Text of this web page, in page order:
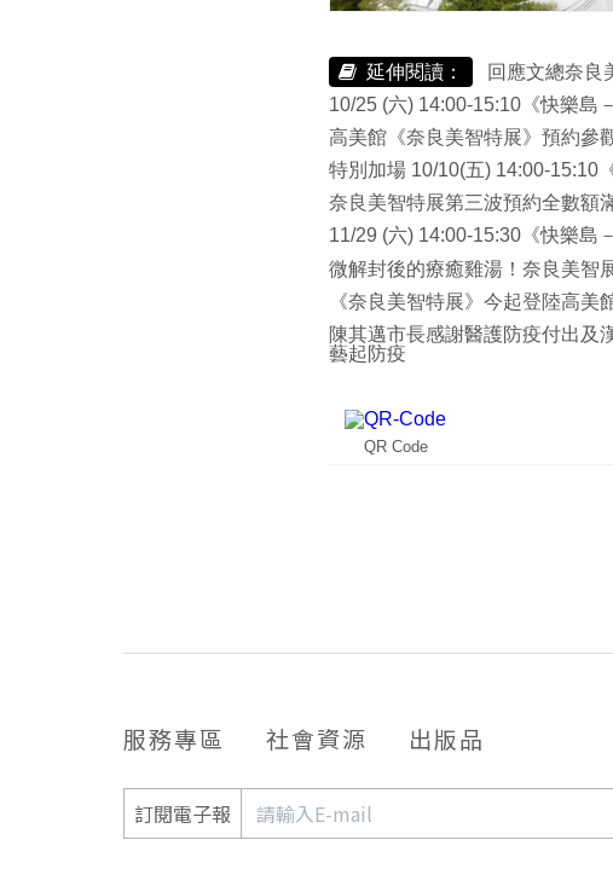
延伸閱讀：
回應文總奈
10/25 (六) 14:00-15:10《快樂島
高美館《奈良美智特展》預約
特別加場 10/10(五) 14:00-15:10
奈良美智特展第三波預約全數額
11/29 (六) 14:00-15:30《快樂島
微解封後的療癒雞湯！奈良美智
《奈良美智特展》今起登陸高
陳其邁市長感謝醫護防疫付出及
藝起防疫
QR Code
服務專區 社會資源 出版品
訂閱電子報